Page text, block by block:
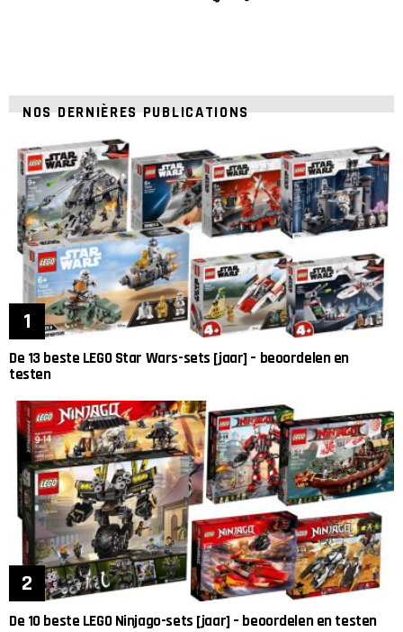
NOS DERNIÈRES PUBLICATIONS
De 13 beste LEGO Star Wars-sets [jaar] – beoordelen en
testen
De 10 beste LEGO Ninjago-sets [jaar] – beoordelen en testen